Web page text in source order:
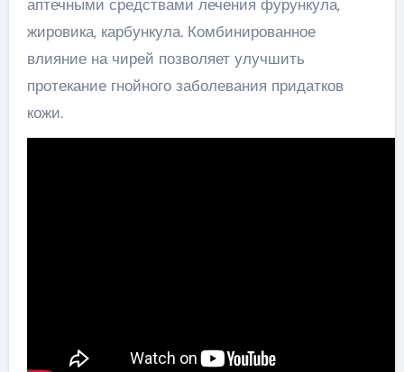
аптечными средствами лечения фурункула,
жировика, карбункула. Комбинированное
влияние на чирей позволяет улучшить
протекание гнойного заболевания придатков
кожи.